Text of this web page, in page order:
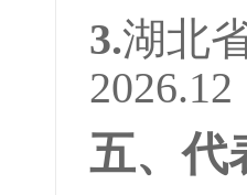
3.湖北
五、代